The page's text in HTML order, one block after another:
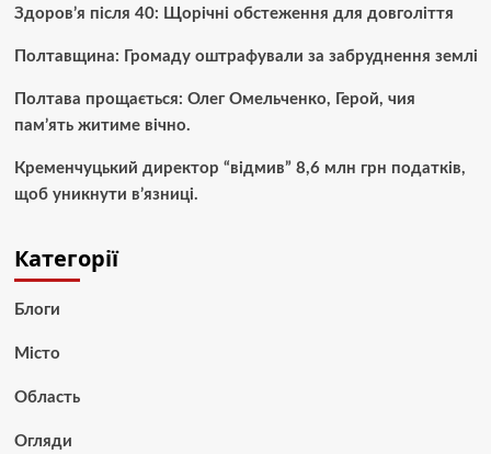
Здоров’я після 40: Щорічні обстеження для довголіття
Полтавщина: Громаду оштрафували за забруднення землі
Полтава прощається: Олег Омельченко, Герой, чия
пам’ять житиме вічно.
Кременчуцький директор “відмив” 8,6 млн грн податків,
щоб уникнути в’язниці.
Категорії
Блоги
Місто
Область
Огляди